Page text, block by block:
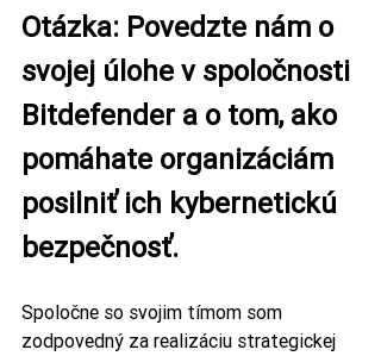
Otázka: Povedzte nám o
svojej úlohe v spoločnosti
Bitdefender a o tom, ako
pomáhate organizáciám
posilniť ich kybernetickú
bezpečnosť.
Spoločne so svojim tímom som
zodpovedný za realizáciu strategickej